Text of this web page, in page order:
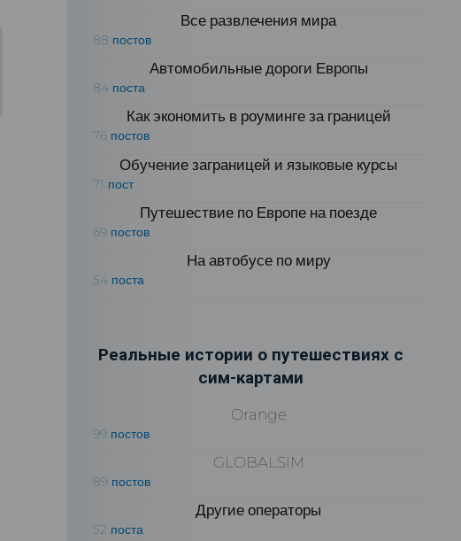
Все развлечения мира
88 постов
Автомобильные дороги Европы
84 поста
Как экономить в роуминге за границей
76 постов
Обучение заграницей и языковые курсы
71 пост
Путешествие по Европе на поезде
69 постов
На автобусе по миру
54 поста
Реальные истории о путешествиях с
сим-картами
Orange
99 постов
GLOBALSIM
89 постов
Другие операторы
52 поста